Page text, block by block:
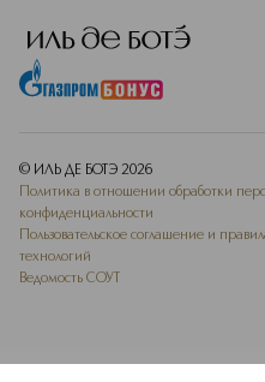
© ИЛЬ ДЕ БОТЭ 2026
Политика в отношении обработки
конфиденциальности
Пользовательское соглашение и
технологий
Ведомость СОУТ